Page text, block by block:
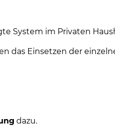
System im Privaten
das Einsetzen der
dazu.